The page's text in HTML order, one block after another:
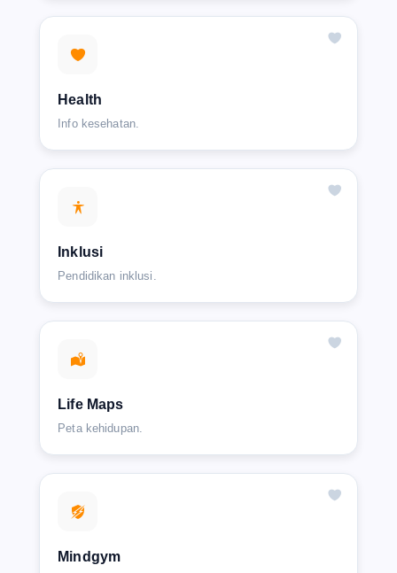
Health
Info kesehatan.
Inklusi
Pendidikan inklusi.
Life Maps
Peta kehidupan.
Mindgym